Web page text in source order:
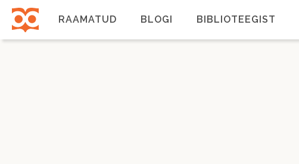
Liigu
edasi
põhisisu
juurde
RAAMATUD BLOGI BIBLIOTEEGIST